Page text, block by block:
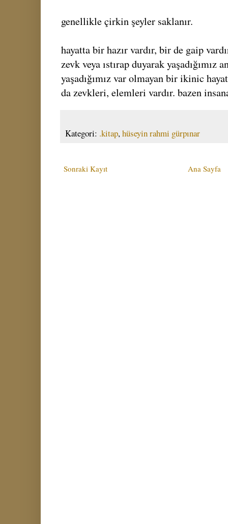
genellikle çirkin şeyler saklanır.
hayatta bir hazır vardır, bir de gaip
zevk veya ıstırap duyarak yaşadığımız
yaşadığımız var olmayan bir ikinic
da zevkleri, elemleri vardır. bazen
Kategori: .kitap,hüseyin rahmi gürpınar
Sonraki Kayıt Ana Sayfa